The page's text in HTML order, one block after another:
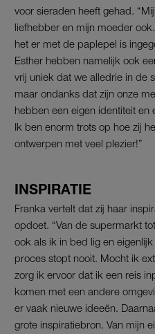
voor sieraden heeft gehad.
liefhebber en mijn moeder
het er met de paplepel is
Esther hebben namelijk ook
vrij uniek dat we alledrie in de
maar ondanks dat zijn onze
hebben een eigen identiteit en
Ik ben enorm trots op hoe zij
ontwerpen met veel plezier!”
INSPIRATIE
Franka vertelt dat zij haar
opdoet. “Van de supermarkt
ook als ik in bed lig en
proces stopt nooit. Mocht ik
zorg ik ervoor dat ik een reis
komen met een andere
er vaak nieuwe ideeën.
grote inspiratiebron. Van mijn